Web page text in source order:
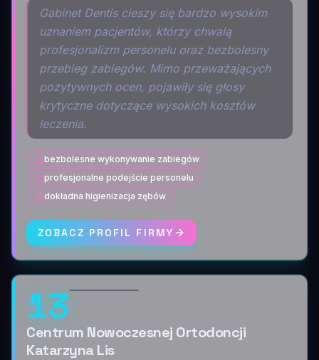
Gabinet Dentis cieszy się bardzo wysokim
uznaniem pacjentów, którzy chwalą
profesjonalizm personelu oraz bezbolesny
przebieg zabiegów. Mimo przeważających
pozytywnych ocen, pojawiły się głosy
krytyczne dotyczące wysokich kosztów
leczenia.
bezbolesne wykonywanie zabiegów
profesjonalne podejście personelu
dokładna higienizacja zębów
ZOBACZ PROFIL FIRMY
13
Centrum Nowoczesnej Ortodoncji
Katarzyna Lis